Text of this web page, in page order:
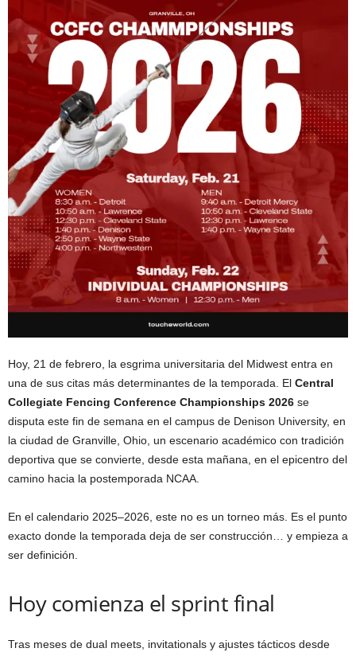
Hoy, 21 de febrero, la esgrima universitaria del Midwest entra en
una de sus citas más determinantes de la temporada. El Central
Collegiate Fencing Conference Championships 2026 se
disputa este fin de semana en el campus de Denison University, en
la ciudad de Granville, Ohio, un escenario académico con tradición
deportiva que se convierte, desde esta mañana, en el epicentro del
camino hacia la postemporada NCAA.
En el calendario 2025–2026, este no es un torneo más. Es el punto
exacto donde la temporada deja de ser construcción… y empieza a
ser definición.
Hoy comienza el sprint final
Tras meses de dual meets, invitationals y ajustes tácticos desde